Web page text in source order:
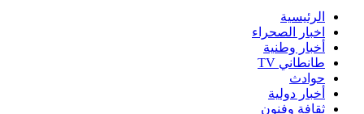
الرئيسية
اخبار الصحراء
أخبار وطنية
طانطاني TV
حوادث
أخبار دولية
ثقافة وفنون